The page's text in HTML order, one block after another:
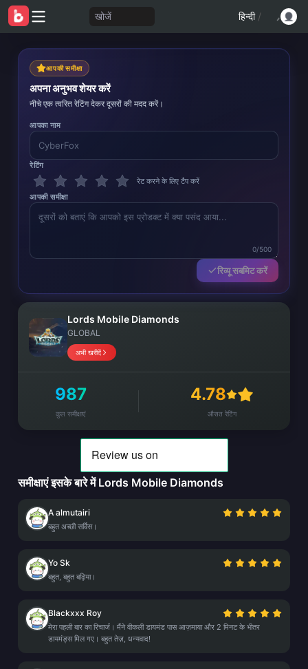
खोजें हिन्दी /
आपकी समीक्षा
अपना अनुभव शेयर करें
नीचे एक त्वरित रेटिंग देकर दूसरों की मदद करें।
आपका नाम
रेटिंग
रेट करने के लिए टैप करें
आपकी समीक्षा
0/500
रिव्यू सबमिट करें
Lords Mobile Diamonds
GLOBAL
अभी खरीदें
987
कुल समीक्षाएं
4.78
औसत रेटिंग
समीक्षाएं इसके बारे में Lords Mobile Diamonds
A almutairi
बहुत अच्छी सर्विस।
Yo Sk
बहुत, बहुत बढ़िया।
Blackxxx Roy
मेरा पहली बार का रिचार्ज। मैंने वीकली डायमंड पास आज़माया और 2 मिनट के भीतर
डायमंड्स मिल गए। बहुत तेज़, धन्यवाद!